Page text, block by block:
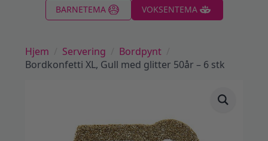
BARNETEMA VOKSENTEMA
Hjem Servering
Bordpynt
Bordkonfetti XL, Gull med glitter 50år – 6 stk